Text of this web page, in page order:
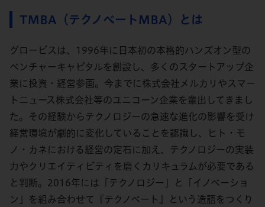
TMBA（テクノべートMBA）とは
グロービスは、1996年に日本初の本格的ハンズオン型の
ベンチャーキャピタルを創設し、多くのスタートアップ企
業に投資・経営参画。今までに株式会社メルカリやスマー
トニュース株式会社等のユニコーン企業を輩出してきまし
た。その経験からテクノロジーの急速な進化の影響を受け
経営環境が劇的に変化していることを認識し、ヒト・モ
ノ・カネにおける経営の定石に加え、テクノロジーの実装
力やクリエイティビティを磨くカリキュラムが必要である
と判断。2016年には「テクノロジー」と「イノベーショ
ン」を組み合わせて『テクノベート』という造語をつくり